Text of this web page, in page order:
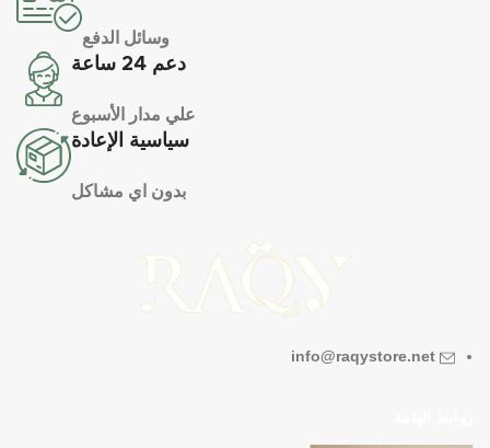
وسائل الدفع
دعم 24 ساعة
علي مدار الأسبوع
سياسية الإعادة
بدون اي مشاكل
info@raqystore.net